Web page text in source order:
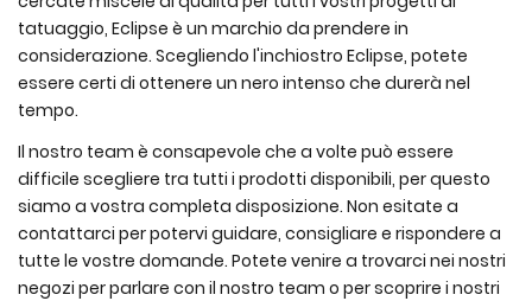
tatuaggio, Eclipse è un marchio da prendere in
considerazione. Scegliendo l'inchiostro Eclipse, potete
essere certi di ottenere un nero intenso che durerà nel
tempo.
Il nostro team è consapevole che a volte può essere
difficile scegliere tra tutti i prodotti disponibili, per questo
siamo a vostra completa disposizione. Non esitate a
contattarci per potervi guidare, consigliare e rispondere a
tutte le vostre domande. Potete venire a trovarci nei nostri
negozi per parlare con il nostro team o per scoprire i nostri